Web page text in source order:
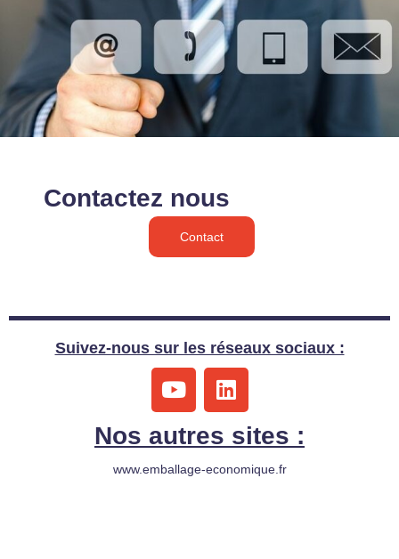
Contactez nous
Contact
Suivez-nous sur les réseaux sociaux :
Y
o
u
t
u
L
i
k
e
Nos autres sites :
www.emballage-economique.fr